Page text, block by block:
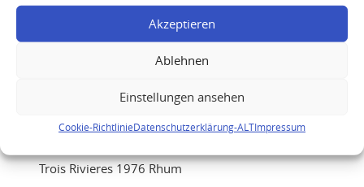
Akzeptieren
Ablehnen
Einstellungen ansehen
Cookie-RichtlinieDatenschutzerklärung-ALTImpressum
Trois Rivieres 1976 Rhum